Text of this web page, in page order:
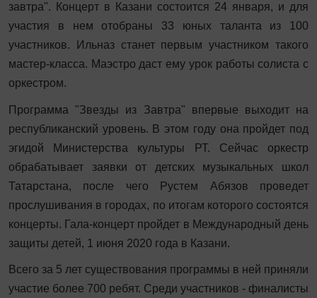
завтра". Концерт в Казани состоится 24 января, и для
участия в нем отобраны 33 юных таланта из 100
участников. Ильназ станет первым участником такого
мастер-класса. Маэстро даст ему урок работы солиста с
оркестром.
Программа "Звезды из Завтра" впервые выходит на
республиканский уровень. В этом году она пройдет под
эгидой Министерства культуры РТ. Сейчас оркестр
обрабатывает заявки от детских музыкальных школ
Татарстана, после чего Рустем Абязов проведет
прослушивания в городах, по итогам которого состоятся
концерты. Гала-концерт пройдет в Международный день
защиты детей, 1 июня 2020 года в Казани.
Всего за 5 лет существования программы в ней приняли
участие более 700 ребят. Среди участников - финалисты